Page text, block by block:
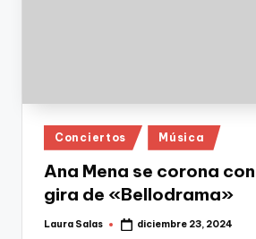
Publicado
en
Conciertos Música
Ana Mena se corona
gira de «Bellodrama»
Publicado
Laura Salas diciembre 23, 2024